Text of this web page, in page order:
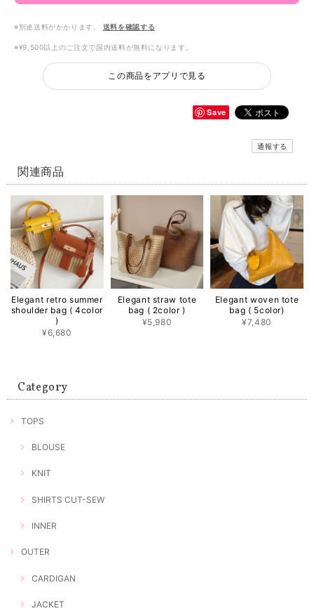
※別途送料がかかります。 送料を確認する
※¥9,500以上のご注文で国内送料が無料になります。
この商品をアプリで見る
Save
通報する
関連商品
Elegant retro summer
shoulder bag ( 4color
)
¥6,680
Elegant straw tote
bag ( 2color )
¥5,980
Elegant woven tote
bag ( 5color)
¥7,480
Category
TOPS
BLOUSE
KNIT
SHIRTS CUT-SEW
INNER
OUTER
CARDIGAN
JACKET